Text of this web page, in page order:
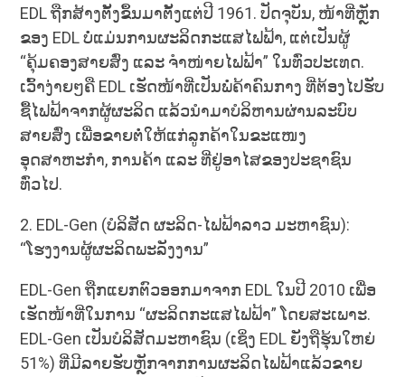
EDL ຖືກສ້າງຕັ້ງຂຶ້ນມາຕັ້ງແຕ່ປີ 1961. ປັດຈຸບັນ, ໜ້າທີ່ຫຼັກ
ຂອງ EDL ບໍ່ແມ່ນການຜະລິດກະແສໄຟຟ້າ, ແຕ່ເປັນຜູ້
“ຄຸ້ມຄອງສາຍສົ່ງ ແລະ ຈຳໜ່າຍໄຟຟ້າ” ໃນທົ່ວປະເທດ.
ເວົ້າງ່າຍໆຄື EDL ເຮັດໜ້າທີ່ເປັນພໍ່ຄ້າຄົນກາງ ທີ່ຕ້ອງໄປຮັບ
ຊື້ໄຟຟ້າຈາກຜູ້ຜະລິດ ແລ້ວນຳມາບໍລິຫານຜ່ານລະບົບ
ສາຍສົ່ງ ເພື່ອຂາຍຕໍ່ໃຫ້ແກ່ລູກຄ້າໃນຂະແໜງ
ອຸດສາຫະກຳ, ການຄ້າ ແລະ ທີ່ຢູ່ອາໄສຂອງປະຊາຊົນ
ທົ່ວໄປ.
2. EDL-Gen (ບໍລິສັດ ຜະລິດ-ໄຟຟ້າລາວ ມະຫາຊົນ):
“ໂຮງງານຜູ້ຜະລິດພະລັງງານ”
EDL-Gen ຖືກແຍກຕົວອອກມາຈາກ EDL ໃນປີ 2010 ເພື່ອ
ເຮັດໜ້າທີ່ໃນການ “ຜະລິດກະແສໄຟຟ້າ” ໂດຍສະເພາະ.
EDL-Gen ເປັນບໍລິສັດມະຫາຊົນ (ເຊິ່ງ EDL ຍັງຖືຮຸ້ນໃຫຍ່
51%) ທີ່ມີລາຍຮັບຫຼັກຈາກການຜະລິດໄຟຟ້າແລ້ວຂາຍ